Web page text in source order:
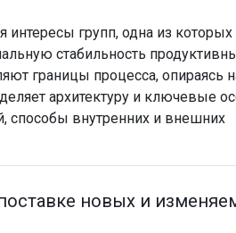
групп, одна из которых
стабильность
границы процесса, опираясь
архитектуру и ключевые
способы внутренних и внешних
новых и